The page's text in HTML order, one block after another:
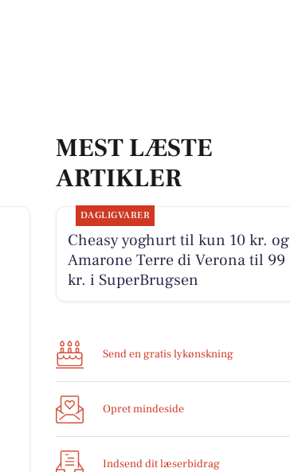
MEST LÆSTE
ARTIKLER
DAGLIGVARER
Cheasy yoghurt til kun 10 kr. og
Amarone Terre di Verona til 99
kr. i SuperBrugsen
Send en gratis lykønskning
Opret mindeside
Indsend dit læserbidrag